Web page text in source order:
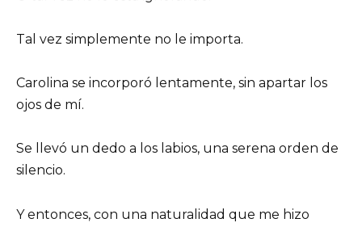
Tal vez simplemente no le importa.
Carolina se incorporó lentamente, sin apartar los
ojos de mí.
Se llevó un dedo a los labios, una serena orden de
silencio.
Y entonces, con una naturalidad que me hizo